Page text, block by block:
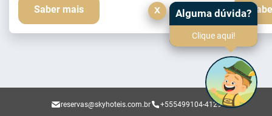
Saber mais
reservas@skyhoteis.com.br +555499104-4129
Alguma dúvida?
Clique aqui!
x